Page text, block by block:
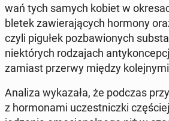
wań tych samych kobiet w
ble­tek za­wie­ra­ją­cych hormony
czyli pigułek po­zba­wio­nych
nie­któ­rych ro­dza­jach
zamiast przerwy między
Analiza wy­ka­za­ła, że podczas
z hor­mo­na­mi uczest­nicz­ki